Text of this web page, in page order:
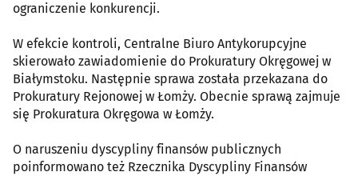
ograniczenie konkurencji.
W efekcie kontroli, Centralne Biuro Antykorupcyjne
skierowało zawiadomienie do Prokuratury Okręgowej w
Białymstoku. Następnie sprawa została przekazana do
Prokuratury Rejonowej w Łomży. Obecnie sprawą zajmuje
się Prokuratura Okręgowa w Łomży.
O naruszeniu dyscypliny finansów publicznych
poinformowano też Rzecznika Dyscypliny Finansów